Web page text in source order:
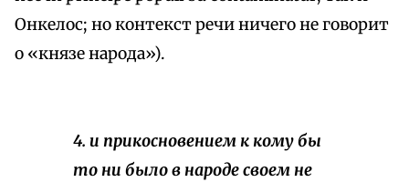
Онкелос; но контекст речи ничего не говорит
о «князе народа»).
4. и прикосновением к кому бы
то ни было в народе своем не